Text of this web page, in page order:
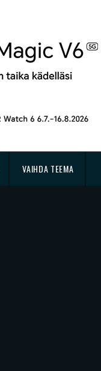
VAIHDA TEEMA